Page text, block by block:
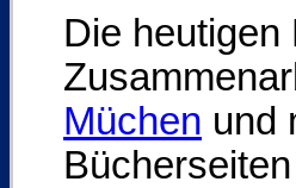
Die
Müchen und